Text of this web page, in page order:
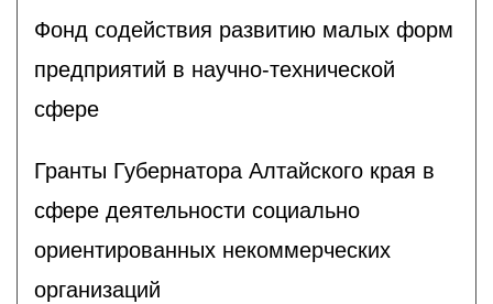
Фонд содействия развитию малых форм
предприятий в научно-технической
сфере
Гранты Губернатора Алтайского края в
сфере деятельности социально
ориентированных некоммерческих
организаций